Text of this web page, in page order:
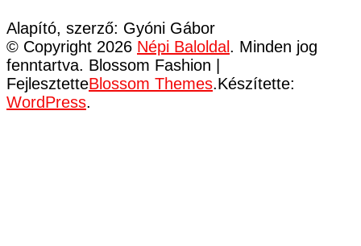
Alapító, szerző: Gyóni Gábor
© Copyright 2026 Népi Baloldal . Minden jog
fenntartva. Blossom Fashion |
FejlesztetteBlossom Themes.Készítette:
WordPress.